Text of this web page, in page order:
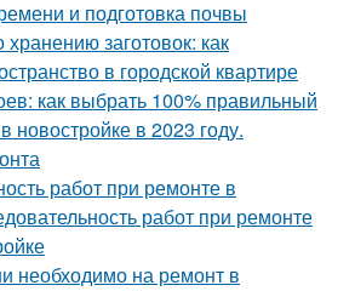
и подготовка почвы
заготовок: как
в городской квартире
как выбрать 100% правильный
новостройке в 2023 году.
работ при ремонте в
работ при ремонте
необходимо на ремонт в